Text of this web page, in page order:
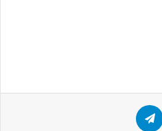
واتساب